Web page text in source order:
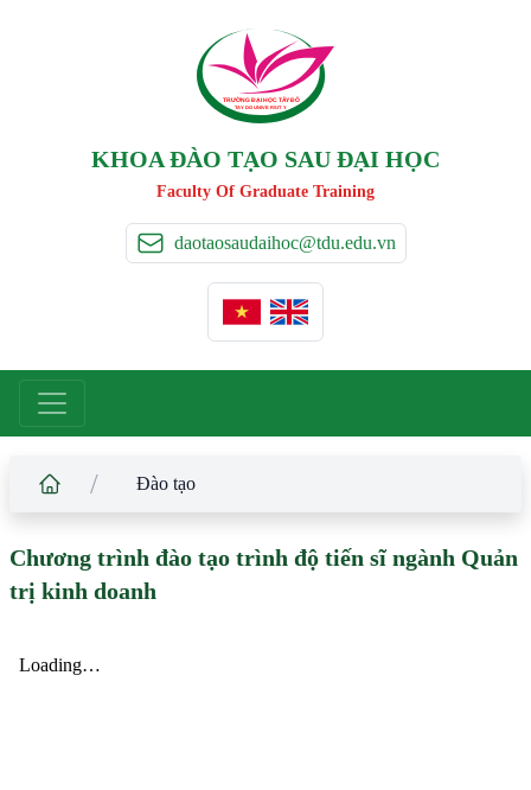
TRƯỜNG ĐẠI HỌC TÂY ĐÔ
TAY DO UNIVERSIT Y
KHOA ĐÀO TẠO SAU ĐẠI HỌC
Faculty Of Graduate Training
daotaosaudaihoc@tdu.edu.vn
/ Đào tạo
Chương trình đào tạo trình độ tiến sĩ ngành Quản
trị kinh doanh